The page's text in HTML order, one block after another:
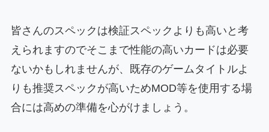
皆さんのスペックは検証スペックよりも高いと考
えられますのでそこまで性能の高いカードは必要
ないかもしれませんが、既存のゲームタイトルよ
りも推奨スペックが高いためMOD等を使用する場
合には高めの準備を心がけましょう。